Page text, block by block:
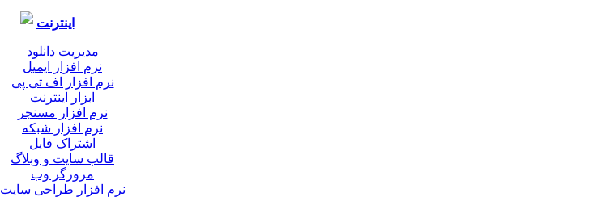
اینترنت
مدیریت دانلود
نرم افزار ایمیل
نرم افزار اف تی پی
ابزار اینترنت
نرم افزار مسنجر
نرم افزار شبکه
اشتراک فایل
قالب سایت و وبلاگ
مرورگر وب
نرم افزار طراحی سایت